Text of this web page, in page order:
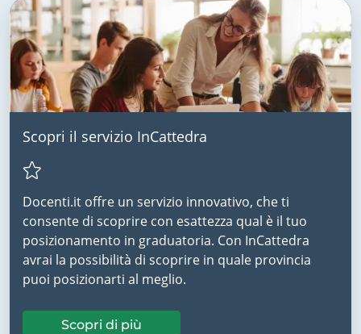
Scopri il servizio InCattedra
Docenti.it offre un servizio innovativo, che ti
consente di scoprire con esattezza qual è il tuo
posizionamento in graduatoria. Con InCattedra
avrai la possibilità di scoprire in quale provincia
puoi posizionarti al meglio.
Scopri di più